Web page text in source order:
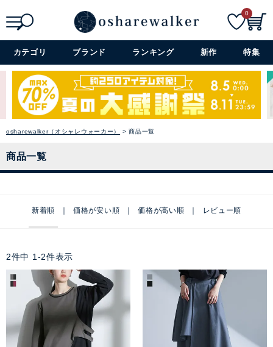
詳細検索+
0
カテゴリ ブランド ランキング 新作 特集
osharewalker（オシャレウォーカー） 商品一覧
商品一覧
新着順 価格が安い順 価格が高い順 レビュー順
2件中 1 -2件表示